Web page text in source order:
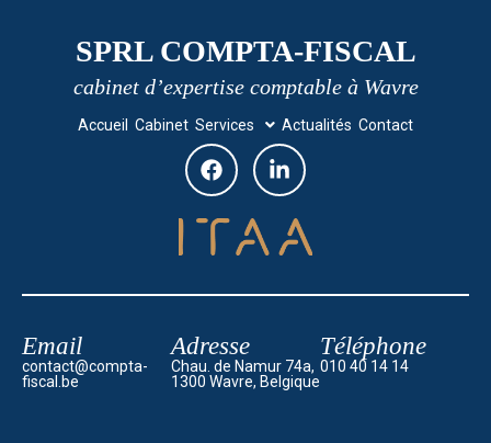
SPRL COMPTA-FISCAL
cabinet d’expertise comptable à Wavre
Accueil Cabinet Services Actualités Contact
Email
contact@compta-
fiscal.be
Adresse
Chau. de Namur 74a,
1300 Wavre, Belgique
Téléphone
010 40 14 14